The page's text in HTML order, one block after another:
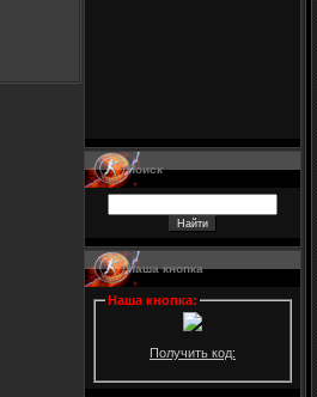
Поиск
Наша кнопка
Наша кнопка:
Получить код: